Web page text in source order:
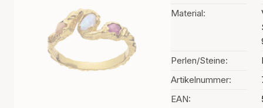
Material:
Perlen/Steine:
Artikelnummer:
EAN: